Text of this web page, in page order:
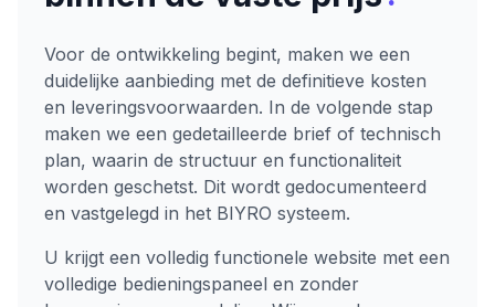
Voor de ontwikkeling begint, maken we een
duidelijke aanbieding met de definitieve kosten
en leveringsvoorwaarden. In de volgende stap
maken we een gedetailleerde brief of technisch
plan, waarin de structuur en functionaliteit
worden geschetst. Dit wordt gedocumenteerd
en vastgelegd in het BIYRO systeem.
U krijgt een volledig functionele website met een
volledige bedieningspaneel en zonder